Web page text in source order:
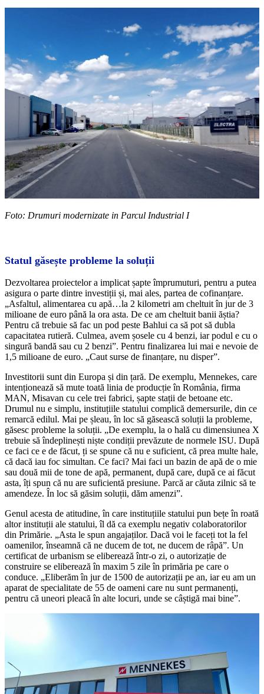
Foto: Drumuri modernizate in Parcul Industrial I
Statul găsește probleme la soluții
Dezvoltarea proiectelor a implicat șapte împrumuturi, pentru a putea
asigura o parte dintre investiții și, mai ales, partea de cofinanțare.
„Asfaltul, alimentarea cu apă…la 2 kilometri am cheltuit în jur de 3
milioane de euro până la ora asta. De ce am cheltuit banii ăștia?
Pentru că trebuie să fac un pod peste Bahlui ca să pot să dubla
capacitatea rutieră. Culmea, avem șosele cu 4 benzi, iar podul e cu o
singură bandă sau cu 2 benzi”. Pentru finalizarea lui mai e nevoie de
1,5 milioane de euro. „Caut surse de finanțare, nu disper”.
Investitorii sunt din Europa și din țară. De exemplu, Mennekes, care
intenționează să mute toată linia de producție în România, firma
MAN, Misavan cu cele trei fabrici, șapte stații de betoane etc.
Drumul nu e simplu, instituțiile statului complică demersurile, din ce
remarcă edilul. Mai pe șleau, în loc să găsească soluții la probleme,
găsesc probleme la soluții. „De exemplu, la o hală cu dimensiunea X
trebuie să îndeplinești niște condiții prevăzute de normele ISU. După
ce faci ce e de făcut, ți se spune că nu e suficient, că prea multe hale,
că dacă iau foc simultan. Ce faci? Mai faci un bazin de apă de o mie
sau două mii de tone de apă, permanent, după care, după ce ai făcut
asta, îți spun că nu are suficientă presiune. Parcă ar căuta zilnic să te
amendeze. În loc să găsim soluții, dăm amenzi”.
Genul acesta de atitudine, în care instituțiile statului pun bețe în roată
altor instituții ale statului, îl dă ca exemplu negativ colaboratorilor
din Primărie. „Asta le spun angajaților. Dacă voi le faceți tot la fel
oamenilor, înseamnă că ne ducem de tot, ne ducem de râpă”. Un
certificat de urbanism se eliberează într-o zi, o autorizație de
construire se eliberează în maxim 5 zile în primăria pe care o
conduce. „Eliberăm în jur de 1500 de autorizații pe an, iar eu am un
aparat de specialitate de 55 de oameni care nu sunt permanenți,
pentru că uneori pleacă în alte locuri, unde se câștigă mai bine”.